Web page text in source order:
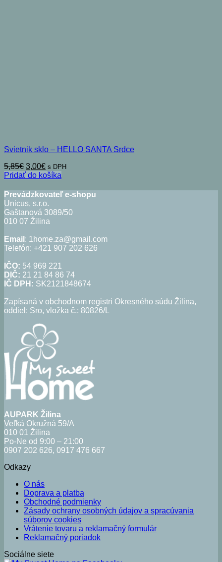
Svietnik sklo – HELLO SANTA Srdce
5,85€ Pôvodná
cena
5,85€.
3,00€Aktuálna
cena
3,00€.
s DPH
Pridať do košíka
Prevádzkovateľ e-shopu
Unicus, s.r.o.
Gaštanová 3089/50
010 07 Žilina
Email : 1home.za@gmail.com
Telefón: +421 907 202 626
IČO: 54 969 221
DIČ: 21 21 84 86 74
IČ DPH: SK2121848674
Zapísaná v obchodnom registri Okresného súdu Žilina,
oddiel: Sro, vložka č.: 80826/L
AUPARK Žilina
Veľká Okružná 59/A
010 01 Žilina
Po-Ne od 9:00 – 21:00
0907 202 626, 0917 476 667
Odkazy
O nás
Doprava a platba
Obchodné podmienky
Zásady ochrany osobných údajov a spracúvania
súborov cookies
Vrátenie tovaru a reklamačný formulár
Reklamačný poriadok
Sociálne siete